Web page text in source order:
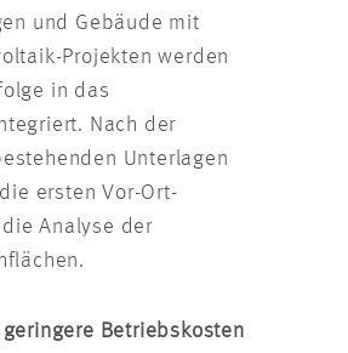
und Gebäude mit
Projekten werden
in das
Nach der
Unterlagen
ersten Vor-Ort-
Analyse der
Betriebskosten